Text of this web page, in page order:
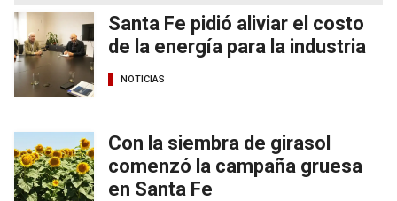
Santa Fe pidió aliviar el costo
de la energía para la industria
NOTICIAS
Con la siembra de girasol
comenzó la campaña gruesa
en Santa Fe